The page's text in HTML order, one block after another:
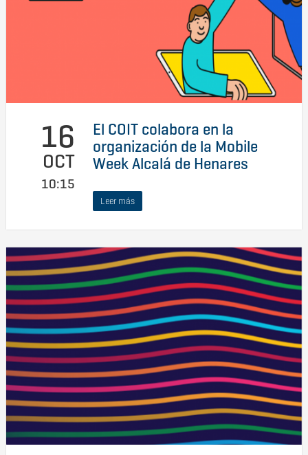
16
OCT
10:15
El COIT colabora en la
organización de la Mobile
Week Alcalá de Henares
Leer más